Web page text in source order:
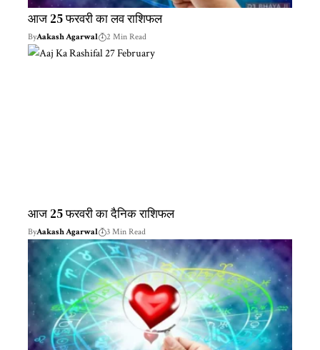
आज 25 फरवरी का लव राशिफल
ByAakash Agarwal 2 Min Read
आज 25 फरवरी का दैनिक राशिफल
ByAakash Agarwal 3 Min Read